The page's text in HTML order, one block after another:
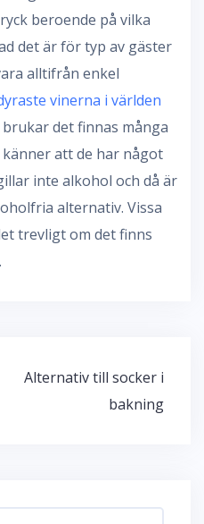
beroende på vilka
det är för typ av gäster
alltifrån enkel
vinerna i världen
det finnas många
att de har något
inte alkohol och då är
alternativ. Vissa
trevligt om det finns
Alternativ till socker i
bakning